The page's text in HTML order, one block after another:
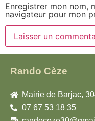
Enregistrer mon nom,
navigateur pour mon
Rando Cèze
Mairie de Barjac,
07 67 53 18 35